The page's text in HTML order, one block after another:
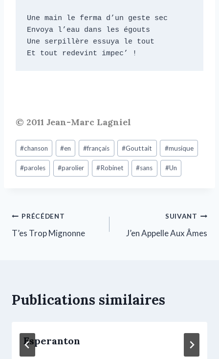
Une main le ferma d’un geste sec
Envoya l’eau dans les égouts
Une serpillère essuya le tout
Et tout redevint impec’ !
© 2011 Jean-Marc Lagniel
#chanson #en #français #Gouttait #musique
#paroles #parolier #Robinet #sans #Un
PRÉCÉDENT
T’es Trop Mignonne
SUIVANT
J’en Appelle Aux Âmes
Publications similaires
Esperanton